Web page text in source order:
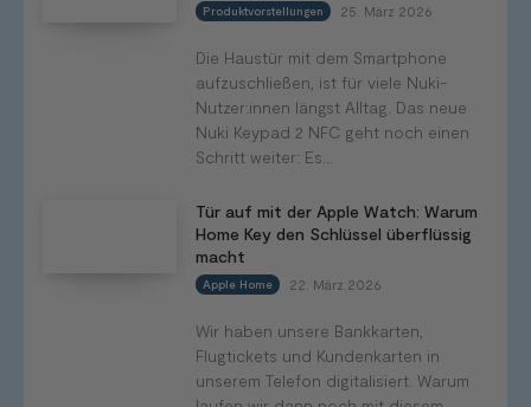
Produktvorstellungen 25. März 2026
Die Haustür mit dem Smartphone
aufzuschließen, ist für viele Nuki-
Nutzer:innen längst Alltag. Das neue
Nuki Keypad 2 NFC geht noch einen
Schritt weiter: Es...
Tür auf mit der Apple Watch: Warum
Home Key den Schlüssel überflüssig
macht
Apple Home 22. März 2026
Wir haben unsere Bankkarten,
Flugtickets und Kundenkarten in
unserem Telefon digitalisiert. Warum